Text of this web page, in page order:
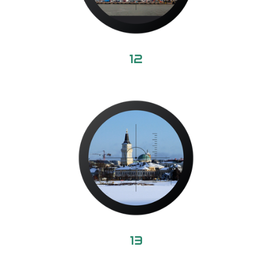
12
13